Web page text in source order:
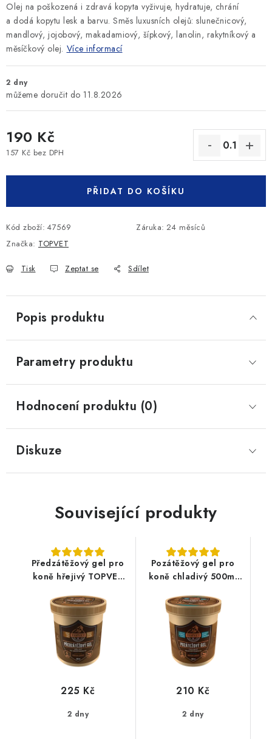
Podmínky ochrany osobních údajů
Olej na poškozená i zdravá kopyta vyživuje, hydratuje, chrání
a dodá kopytu lesk a barvu. Směs luxusních olejů: slunečnicový,
mandlový, jojobový, makadamiový, šípkový, lanolin, rakytníkový a
měsíčkový olej. Více informací
2 dny
11.8.2026
190 Kč
157 Kč bez DPH
PŘIDAT DO KOŠÍKU
Kód zboží: 47569 Záruka: 24 měsíců
Značka: TOPVET
Tisk Zeptat se Sdílet
Popis produktu
Parametry produktu
Hodnocení produktu (0)
Diskuze
Související produkty
Předzátěžový gel pro
koně hřejivý TOPVET
2 dny
225 Kč
Pozátěžový gel pro
koně chladivý 500ml
2 dny
210 Kč